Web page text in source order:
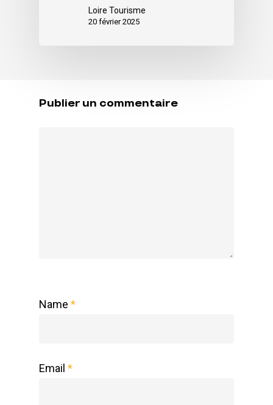
Loire Tourisme
20 février 2025
Publier un commentaire
Name *
Email *